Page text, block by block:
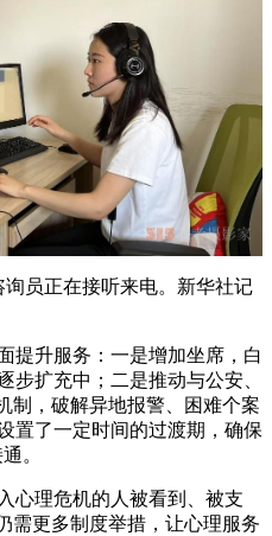
员正在接听来电。新华社记
提升服务：一是增加坐席，白
步扩充中；二是推动与公安、
制，破解异地报警、困难个案
置了一定时间的过渡期，确保
。
心理危机的人被看到、被支
需更多制度举措，让心理服务